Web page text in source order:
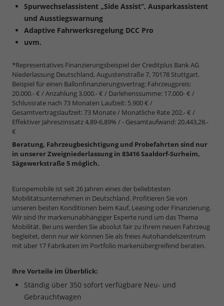
Spurwechselassistent „Side Assist“, Ausparkassistent
und Ausstiegswarnung
Adaptive Fahrwerksregelung DCC Pro
uvm.
*Representatives Finanzierungsbeispiel der Creditplus Bank AG
Niederlassung Deutschland, Augustenstraße 7, 70178 Stuttgart.
Beispiel für einen Ballonfinanzierungsvertrag: Fahrzeugpreis:
20.000.- € / Anzahlung 3.000.- € / Darlehenssumme: 17.000- € /
Schlussrate nach 73 Monaten Laufzeit: 5.900 € /
Gesamtvertragslaufzeit: 73 Monate / Monatliche Rate 202.- € /
Effektiver Jahreszinssatz 4,89-6,89% / - Gesamtaufwand: 20.443,28.-
€
Beratung, Fahrzeugbesichtigung und Probefahrten sind nur
in unserer Zweigniederlassung in 83416 Saaldorf-Surheim,
Sägewerkstraße 5 möglich.
Europemobile ist seit 26 Jahren eines der beliebtesten
Mobilitätsunternehmen in Deutschland. Profitieren Sie von
unseren besten Konditionen beim Kauf, Leasing oder Finanzierung.
Wir sind Ihr markenunabhängiger Experte rund um das Thema
Mobilität. Bei uns werden Sie absolut fair zu Ihrem neuen Fahrzeug
begleitet, denn nur wir können Sie als freies Autohandelszentrum
mit über 17 Fabrikaten im Portfolio markenübergreifend beraten.
Ihre Vorteile im Überblick:
Ständig über 350 sofort verfügbare Neu- und
Gebrauchtwagen